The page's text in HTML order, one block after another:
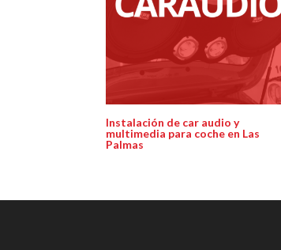
Instalación de car audio y
multimedia para coche en Las
Palmas